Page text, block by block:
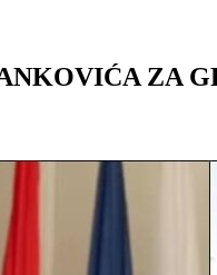
ZA